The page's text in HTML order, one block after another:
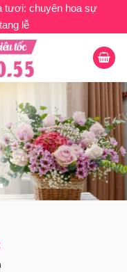
tươi: chuyên hoa sự
lễ